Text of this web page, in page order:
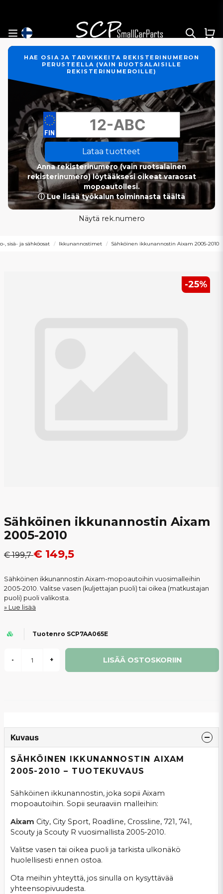
HAE OSIA JA TARVIKKEITA REKISTERINUMERON
PERUSTEELLA (VAIN RUOTSALAISILLE
REKISTERINUMEROILLE)
Lataa tuotteet
Anna rekisterinumero (vain ruotsalainen
rekisterinumero) löytääksesi oikeat varaosat
mopoautollesi.
ⓘ Lue lisää työkalun toiminnasta täältä
Näytä rek.numero
, sisä- ja sähköosat Ikkunannostimet Sähköinen ikkunannostin Aixam 2005-2010
-25%
Sähköinen ikkunannostin Aixam
2005-2010
€ 199,7€ 149,5
Sähköinen ikkunannostin Aixam-mopoautoihin vuosimalleihin
2005-2010. Valitse vasen (kuljettajan puoli) tai oikea (matkustajan
puoli) puoli valikosta.
Lue lisää
Tuotenro SCP7AA065E
- + LISÄÄ OSTOSKORIIN
Kuvaus
SÄHKÖINEN IKKUNANNOSTIN AIXAM
2005-2010 – TUOTEKUVAUS
Sähköinen ikkunannostin, joka sopii Aixam
mopoautoihin. Sopii seuraaviin malleihin:
Aixam City, City Sport, Roadline, Crossline, 721, 741,
Scouty ja Scouty R vuosimallista 2005-2010.
Valitse vasen tai oikea puoli ja tarkista ulkonäkö
huolellisesti ennen ostoa.
Ota meihin yhteyttä, jos sinulla on kysyttävää
yhteensopivuudesta.